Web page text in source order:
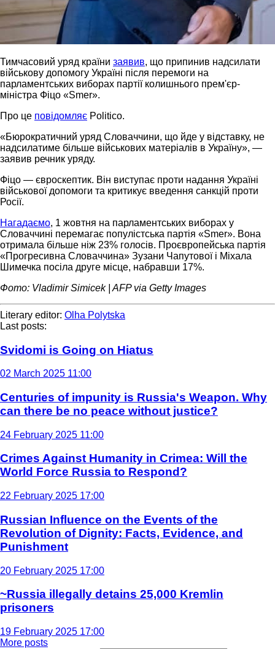
Тимчасовий уряд країни заявив, що припинив надсилати
військову допомогу Україні після перемоги на
парламентських виборах партії колишнього прем'єр-
міністра Фіцо «Smer».
Про це повідомляє Politico.
«Бюрократичний уряд Словаччини, що йде у відставку, не
надсилатиме більше військових матеріалів в Україну», —
заявив речник уряду.
Фіцо — євроскептик. Він виступає проти надання Україні
військової допомоги та критикує введення санкцій проти
Росії.
Нагадаємо, 1 жовтня на парламентських виборах у
Словаччині перемагає популістська партія «Smer». Вона
отримала більше ніж 23% голосів. Проєвропейська партія
«Прогресивна Словаччина» Зузани Чапутової і Міхала
Шимечка посіла друге місце, набравши 17%.
Фото: Vladimir Simicek | AFP via Getty Images
Literary editor: Olha Polytska
Last posts:
Svidomi is Going on Hiatus
02 March 2025 11:00
Centuries of impunity is Russia's Weapon. Why
can there be no peace without justice?
24 February 2025 11:00
Crimes Against Humanity in Crimea: Will the
World Force Russia to Respond?
22 February 2025 17:00
Russian Influence on the Events of the
Revolution of Dignity: Facts, Evidence, and
Punishment
20 February 2025 17:00
~Russia illegally detains 25,000 Kremlin
prisoners
19 February 2025 17:00
More posts